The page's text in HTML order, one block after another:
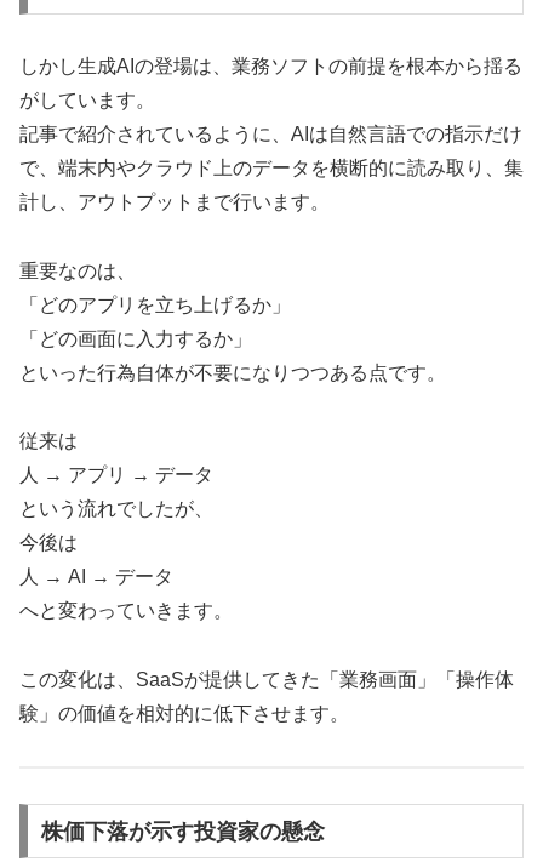
しかし生成AIの登場は、業務ソフトの前提を根本から揺る
がしています。
記事で紹介されているように、AIは自然言語での指示だけ
で、端末内やクラウド上のデータを横断的に読み取り、集
計し、アウトプットまで行います。
重要なのは、
「どのアプリを立ち上げるか」
「どの画面に入力するか」
といった行為自体が不要になりつつある点です。
従来は
人 → アプリ → データ
という流れでしたが、
今後は
人 → AI → データ
へと変わっていきます。
この変化は、SaaSが提供してきた「業務画面」「操作体
験」の価値を相対的に低下させます。
株価下落が示す投資家の懸念